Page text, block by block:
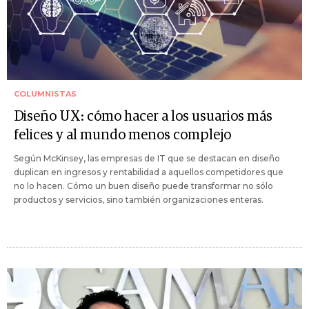
COLUMNISTAS
Diseño UX: cómo hacer a los usuarios más
felices y al mundo menos complejo
Según McKinsey, las empresas de IT que se destacan en diseño
duplican en ingresos y rentabilidad a aquellos competidores que
no lo hacen. Cómo un buen diseño puede transformar no sólo
productos y servicios, sino también organizaciones enteras.